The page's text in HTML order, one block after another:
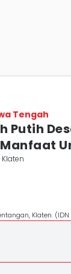
Tengah
Putih
Manfaat
Klaten
Klaten.